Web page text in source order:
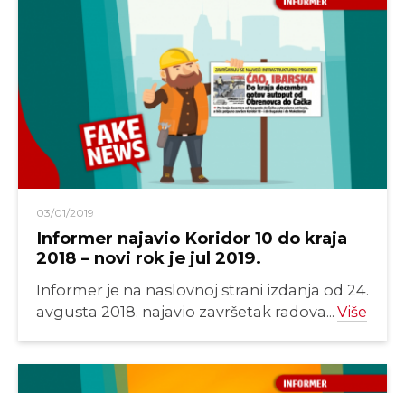
PRIJAVI LAŽNU VEST!
03/01/2019
Informer najavio Koridor 10 do kraja
2018 – novi rok je jul 2019.
Informer je na naslovnoj strani izdanja od 24.
avgusta 2018. najavio završetak radova... Više